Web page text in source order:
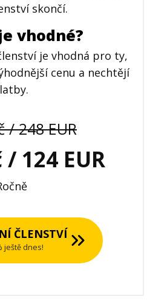
skončí.
vhodné?
je vhodná pro ty,
cenu a nechtějí
/ 248 EUR
/ 124 EUR
ČLENSTVÍ
ještě dnes!